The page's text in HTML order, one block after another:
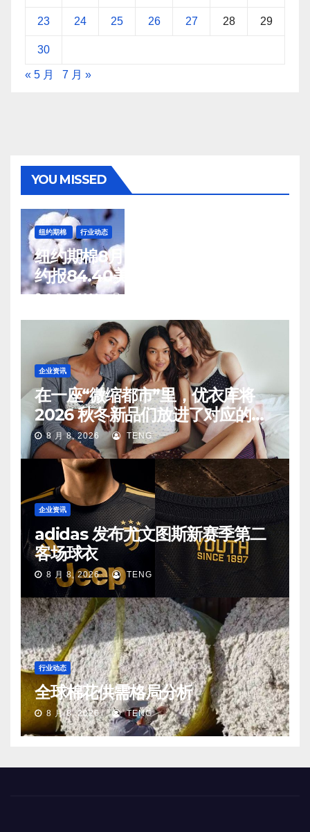
23 24 25 26 27 28 29
30
« 5 月 7 月 »
YOU MISSED
纽约期棉 行业动态
纽约期棉8月7日(周五)收涨12月合
约报84.40美分/磅
8 月 8, 2026 TENG
企业资讯
在一座“微缩都市”里，优衣库将
2026 秋冬新品们放进了对应的生
活场景中
8 月 8, 2026 TENG
企业资讯
adidas 发布尤文图斯新赛季第二
客场球衣
8 月 8, 2026 TENG
行业动态
全球棉花供需格局分析
8 月 8, 2026 TENG